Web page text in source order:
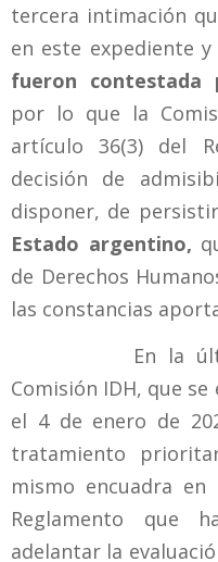
tercera intimación
en este expediente
fueron contestada
por lo que la
artículo 36(3) del
decisión de
disponer, de persistir
Estado argentino,
de Derechos
las constancias
En la
Comisión IDH, que
el 4 de enero de
tratamiento
mismo encuadra
Reglamento que
adelantar la